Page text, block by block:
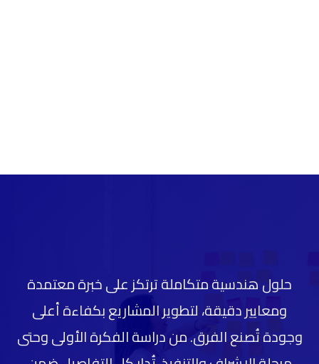
حلول هندسية متكاملة ترتكز على خبرة معتمدة
ومعايير دقيقة، لتطوير المشاريع بكفاءة أعلى
وجودة تُصنع الفرق. من دراسة الفكرة الأولى وحتى